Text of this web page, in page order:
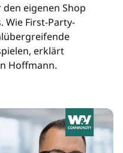
eigenen Shop
Wie First-Party-
erklärt
Hoffmann.